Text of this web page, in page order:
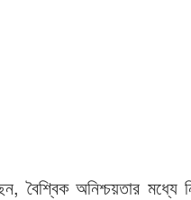
বৈশ্বিক অনিশ্চয়তার মধ্যে